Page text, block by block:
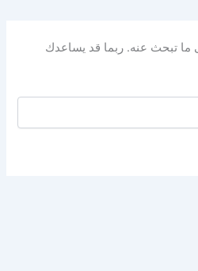
ما تبحث عنه. ربما قد يساعدك